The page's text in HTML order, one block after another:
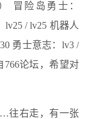
冒险岛勇士：
lv25 / lv25 机器人
勇士意志：lv3 /
766论坛，希望对
往右走，有一张